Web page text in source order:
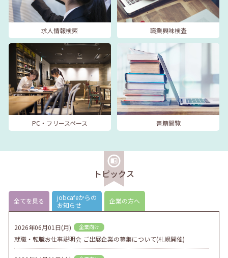
求人情報検索 職業興味検査
PC・フリースペース 書籍閲覧
トピックス
全てを見る
jobcafeからの
お知らせ
企業の方へ
2026年06月01日(月) 企業向け
就職・転職お仕事説明会 ご出展企業の募集について(札幌開催)